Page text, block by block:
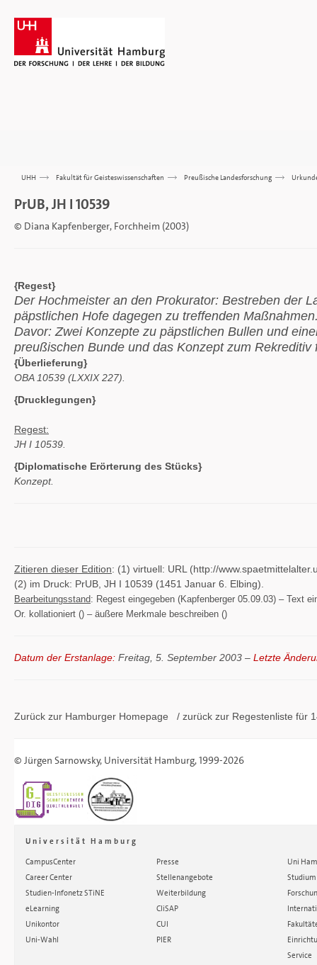
UHH >>> Fakultät für Geisteswissenschaften >>> Preußische Landesforschung >>>
PrUB, JH I 10539
© Diana Kapfenberger, Forchheim (2003)
{Regest}
Der Hochmeister an den Prokurator: Bestreben der
päpstlichen Hofe dagegen zu treffenden
Davor: Zwei Konzepte zu päpstlichen Bullen und
preußischen Bunde und das Konzept zum
{Überlieferung}
OBA 10539 (LXXIX 227).
{Drucklegungen}
Regest:
JH I 10539.
{Diplomatische Erörterung des Stücks}
Konzept.
Zitieren dieser Edition: (1) virtuell: URL (http://
(2) im Druck: PrUB, JH I 10539 (1451 Januar 6. Elbing).
Bearbeitungsstand: Regest eingegeben (Kapfenberger 05.09.03) – Text
Or. kollationiert () – äußere Merkmale beschreiben ()
Datum der Erstanlage: Freitag, 5. September 2003 – Letzte
Zurück zur Hamburger Homepage / zurück zur Regestenliste für
© Jürgen Sarnowsky, Universität Hamburg, 1999-2026